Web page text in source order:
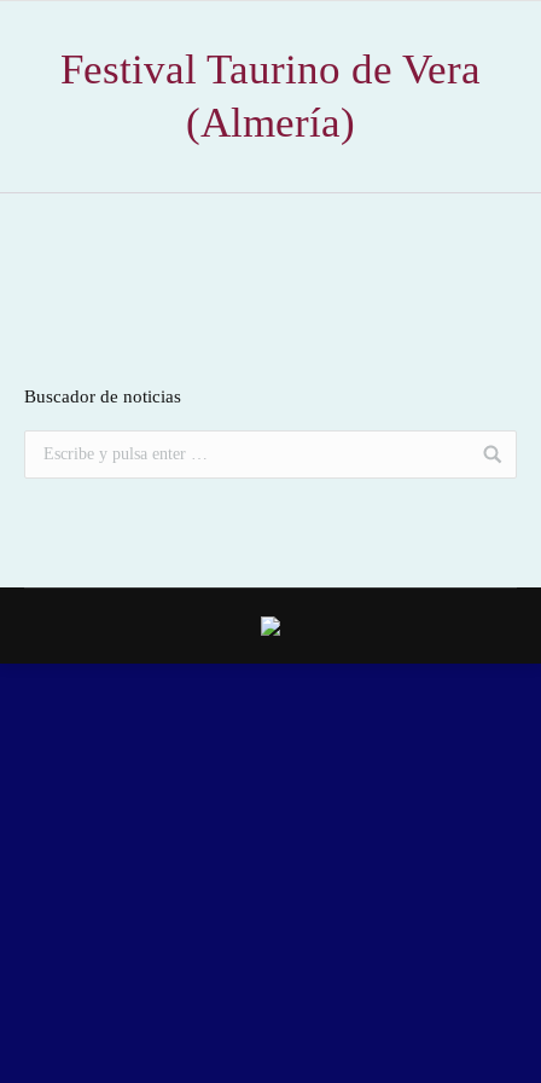
Festival Taurino de Vera
(Almería)
Buscador de noticias